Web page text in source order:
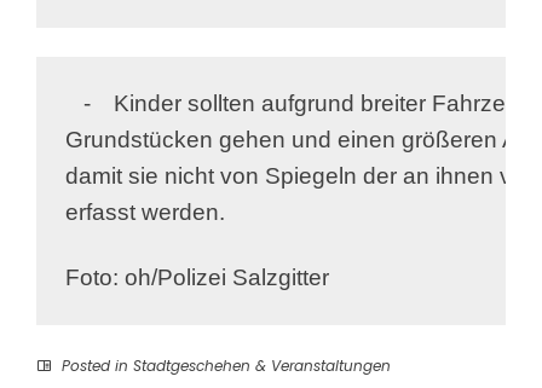
   -	Kinder sollten aufgrund breiter Fahrzeuge dichter an
Grundstücken gehen und einen größeren
damit sie nicht von Spiegeln der an ihnen
erfasst werden.
Foto: oh/Polizei Salzgitter
Posted in Stadtgeschehen & Veranstaltungen